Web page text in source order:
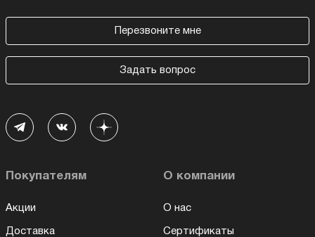
Перезвоните мне
Задать вопрос
Покупателям
Акции
Доставка
О компании
О нас
Сертификаты